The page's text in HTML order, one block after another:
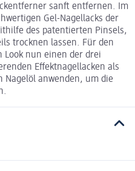
sanft entfernen. Im
Gel-Nagellacks der
des patentierten Pinsels,
trocknen lassen. Für den
nun einen der drei
Effektnagellacken als
Nagelöl anwenden, um die